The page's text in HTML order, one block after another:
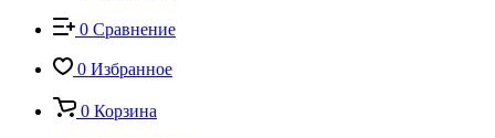
0 Сравнение
0 Избранное
0 Корзина